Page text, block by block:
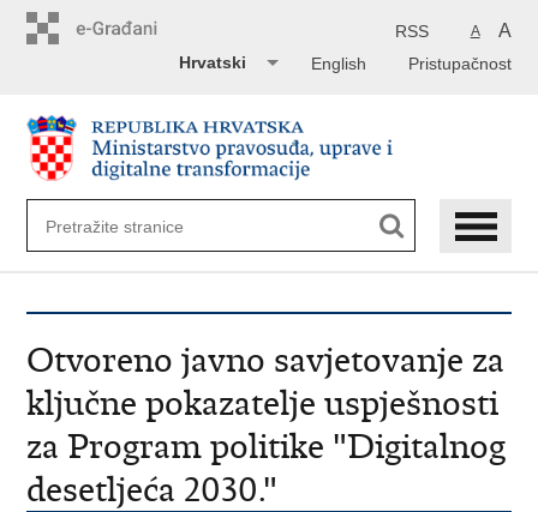
A A
RSS
Pristupačnost
English
Hrvatski
Otvoreno javno savjetovanje za
ključne pokazatelje uspješnosti
za Program politike "Digitalnog
desetljeća 2030."